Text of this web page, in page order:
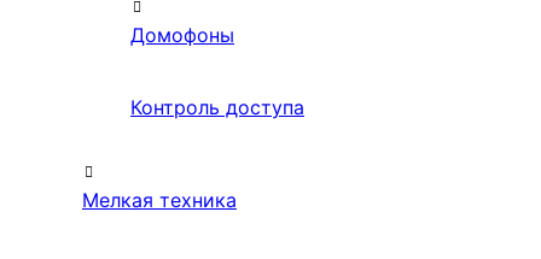
Домофоны
Контроль доступа
Мелкая техника